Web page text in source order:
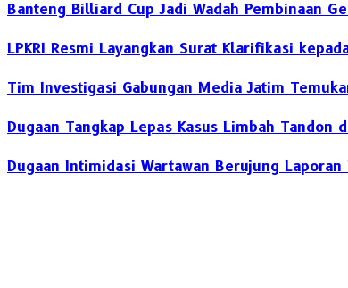
Banteng Billiard Cup Jadi Wadah Pembinaan
LPKRI Resmi Layangkan Surat Klarifikasi
Tim Investigasi Gabungan Media Jatim
Dugaan Tangkap Lepas Kasus Limbah Tandon
Dugaan Intimidasi Wartawan Berujung